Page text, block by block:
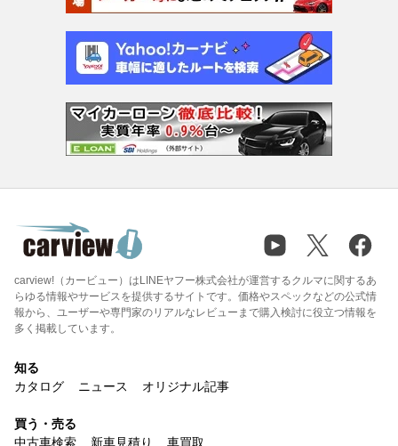
carview!（カービュー）はLINEヤフー株式会社が運営するクルマに関するあ
らゆる情報やサービスを提供するサイトです。価格やスペックなどの公式情
報から、ユーザーや専門家のリアルなレビューまで購入検討に役立つ情報を
多く掲載しています。
知る
カタログ
ニュース オリジナル記事
買う・売る
中古車検索
新車見積り 車買取